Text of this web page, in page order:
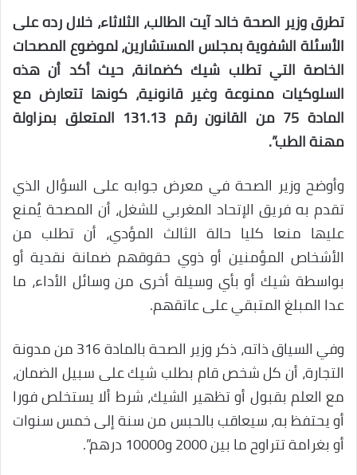
تطرق وزير الصحة خالد آيت الطالب، الثلاثاء، خلال رده على
الأسئلة الشفوية بمجلس المستشارين، لموضوع المصحات
الخاصة التي تطلب شيك كضمانة، حيث أكد أن هذه
السلوكيات ممنوعة وغير قانونية، كونها تتعارض مع
المادة 75 من القانون رقم 131.13 المتعلق بمزاولة
مهنة الطب”.
وأوضح وزير الصحة في معرض جوابه على السؤال الذي
تقدم به فريق الإتحاد المغربي للشغل، أن المصحة يُمنع
عليها منعا كليا حالة الثالث المؤدي، أن تطلب من
الأشخاص المؤمنين أو ذوي حقوقهم ضمانة نقدية أو
بواسطة شيك أو بأي وسيلة أخرى من وسائل الأداء، ما
عدا المبلغ المتبقي على عاتقهم.
وفي السياق ذاته، ذكر وزير الصحة بالمادة 316 من مدونة
التجارة، أن كل شخص قام بطلب شيك على سبيل الضمان،
مع العلم بقبول أو تظهير الشيك، شرط ألا يستخلص فورا
أو يحتفظ به، سيعاقب بالحبس من سنة إلى خمس سنوات
أو بغرامة تتراوح ما بين 2000 و10000 درهم”.